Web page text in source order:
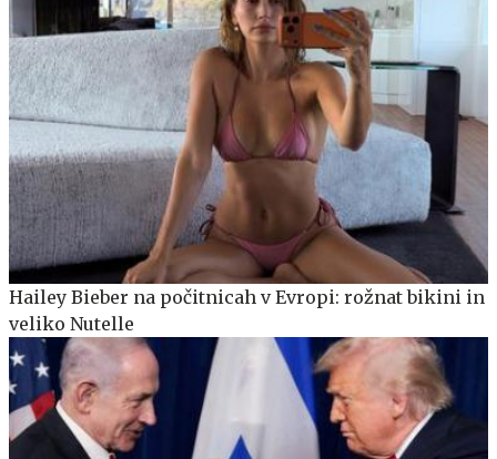
Hailey Bieber na počitnicah v Evropi: rožnat bikini in
veliko Nutelle